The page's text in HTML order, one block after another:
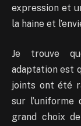
expression et
la haine et
Je trouve
adaptation est
joints ont été
sur l’uniforme
grand choix